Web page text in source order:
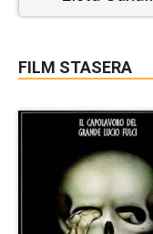
FILM STASERA